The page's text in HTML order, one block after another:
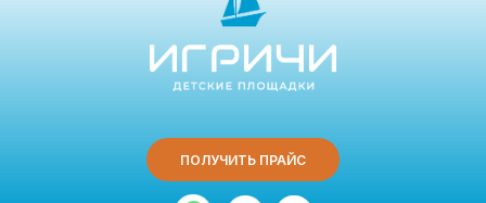
ПОЛУЧИТЬ ПРАЙС